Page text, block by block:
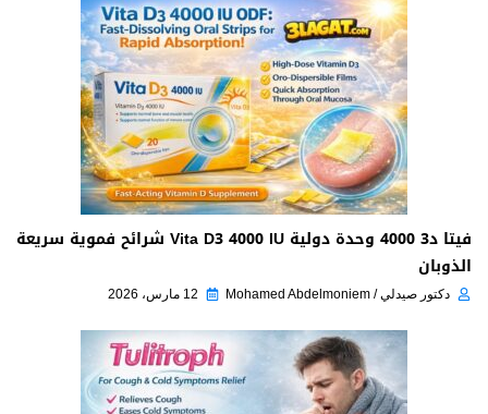
فيتا د3 4000 وحدة دولية Vita D3 4000 IU شرائح فموية سريعة
الذوبان
دكتور صيدلي / Mohamed Abdelmoniem 12 مارس، 2026